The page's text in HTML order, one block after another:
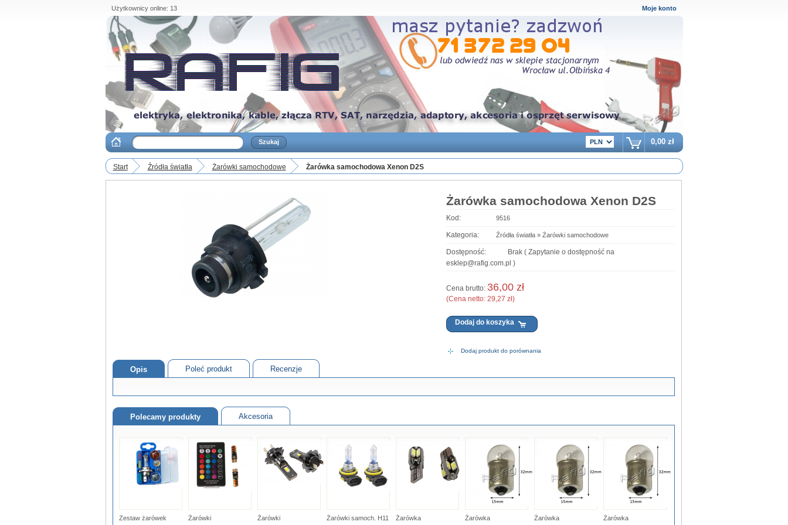
Użytkownicy online: 13 Moje konto
0,00 zł
Start Źródła światła Żarówki samochodowe Żarówka samochodowa Xenon D2S
Żarówka samochodowa Xenon D2S
Kod: 9516
Kategoria: Źródła światła » Żarówki samochodowe
Dostępność: Brak ( Zapytanie o dostępność na
esklep@rafig.com.pl )
Cena brutto: 36,00 zł
(Cena netto: 29,27 zł)
Dodaj produkt do porównania
Opis Poleć produkt Recenzje
Polecamy produkty Akcesoria
Zestaw żarówek Żarówki Żarówki Żarówki samoch. H11 Żarówka Żarówka Żarówka Żarówka